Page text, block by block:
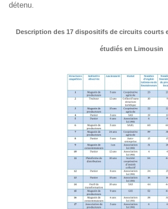
détenu.
Description des 17 dispositifs de circuits courts
étudiés en Limousin